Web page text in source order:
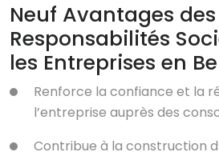
Neuf Avantages des
Responsabilités
les Entreprises en
Renforce la confiance et la
l’entreprise auprès des
Contribue à la construction